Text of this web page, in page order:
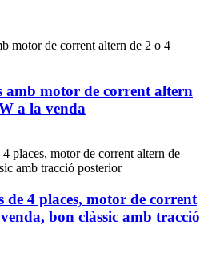
amb motor de corrent altern
a la venda
de 4 places, motor de corrent
bon clàssic amb tracció